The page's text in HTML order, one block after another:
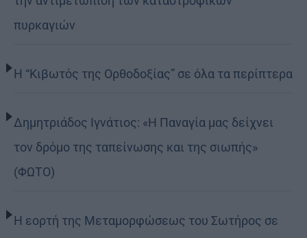
πυρκαγιών
Η “Κιβωτός της Ορθοδοξίας” σε όλα τα περίπτερα
Δημητριάδος Ιγνάτιος: «Η Παναγία μας δείχνει
τον δρόμο της ταπείνωσης και της σιωπής»
(ΦΩΤΟ)
Η εορτή της Μεταμορφώσεως του Σωτήρος σε